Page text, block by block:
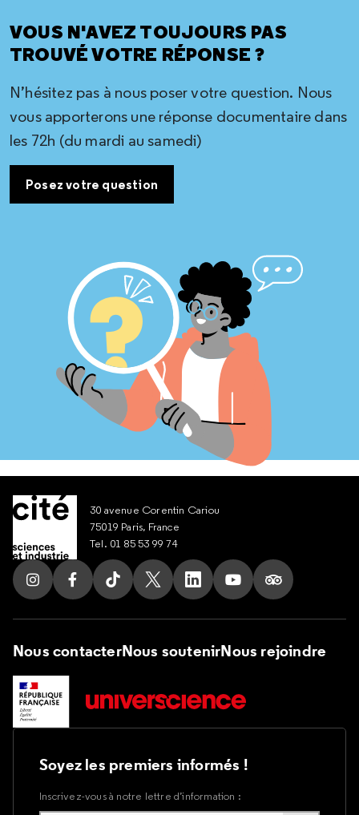
VOUS N'AVEZ TOUJOURS PAS
TROUVÉ VOTRE RÉPONSE ?
N’hésitez pas à nous poser votre question. Nous
vous apporterons une réponse documentaire dans
les 72h (du mardi au samedi)
Posez votre question
30 avenue Corentin Cariou
75019 Paris, France
Tel. 01 85 53 99 74
Suivez nous sur Instagram
Suivez nous sur Facebook
Suivez nous sur Tik Tok
Suivez nous sur X
Suivez nous sur LinkedIn
Suivez nous sur
Suivez nous
Nous contacterNous soutenirNous rejoindre
Soyez les premiers informés !
Inscrivez-vous à notre lettre d’information :